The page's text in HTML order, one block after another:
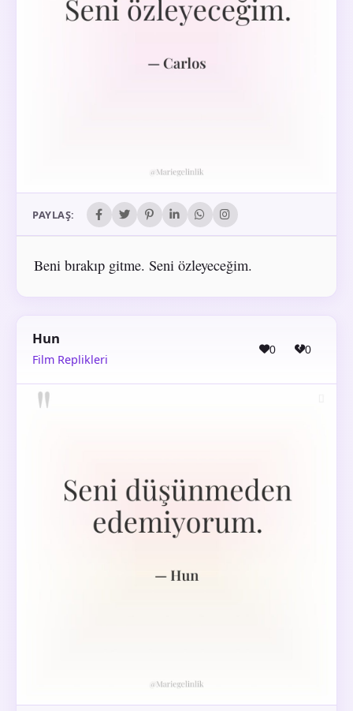
PAYLAŞ:
Beni bırakıp gitme. Seni özleyeceğim.
Hun
Film Replikleri
0 0